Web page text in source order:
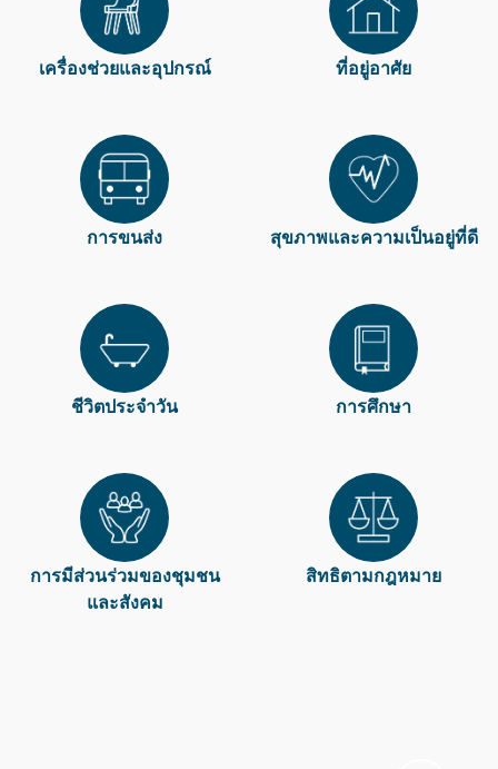
เครื่องช่วยและอุปกรณ์ ที่อยู่อาศัย
การขนส่ง สุขภาพและความเป็นอยู่ที่ดี
ชีวิตประจำวัน การศึกษา
การมีส่วนร่วมของชุมชน
และสังคม
สิทธิตามกฎหมาย